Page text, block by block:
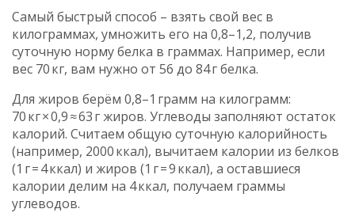
Самый быстрый способ – взять свой вес в
килограммах, умножить его на 0,8–1,2, получив
суточную норму белка в граммах. Например, если
вес 70 кг, вам нужно от 56 до 84 г белка.
Для жиров берём 0,8–1 грамм на килограмм:
70 кг × 0,9 ≈ 63 г жиров. Углеводы заполняют остаток
калорий. Считаем общую суточную калорийность
(например, 2000 ккал), вычитаем калории из белков
(1 г = 4 ккал) и жиров (1 г = 9 ккал), а оставшиеся
калории делим на 4 ккал, получаем граммы
углеводов.